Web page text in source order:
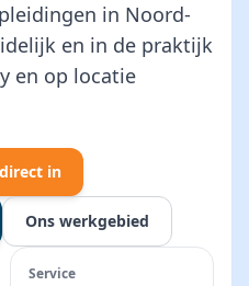
in Noord-
en in de praktijk
en op locatie
in
Ons werkgebied
Service